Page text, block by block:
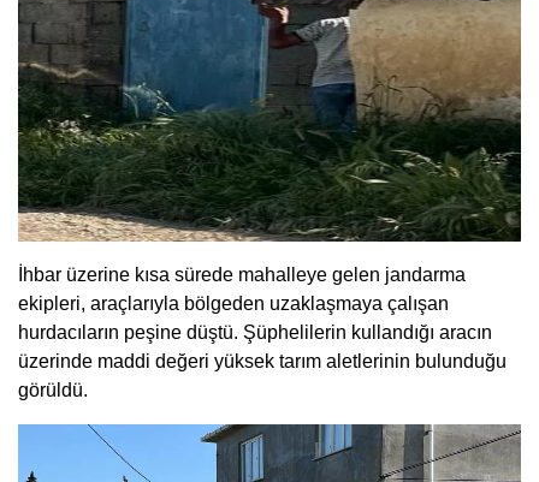
İhbar üzerine kısa sürede mahalleye gelen jandarma
ekipleri, araçlarıyla bölgeden uzaklaşmaya çalışan
hurdacıların peşine düştü. Şüphelilerin kullandığı aracın
üzerinde maddi değeri yüksek tarım aletlerinin bulunduğu
görüldü.